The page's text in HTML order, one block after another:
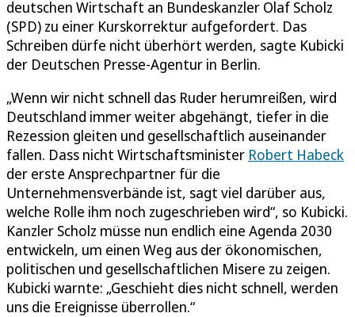
deutschen Wirtschaft an Bundeskanzler Olaf Scholz
(SPD) zu einer Kurskorrektur aufgefordert. Das
Schreiben dürfe nicht überhört werden, sagte Kubicki
der Deutschen Presse-Agentur in Berlin.
„Wenn wir nicht schnell das Ruder herumreißen, wird
Deutschland immer weiter abgehängt, tiefer in die
Rezession gleiten und gesellschaftlich auseinander
fallen. Dass nicht Wirtschaftsminister Robert Habeck
der erste Ansprechpartner für die
Unternehmensverbände ist, sagt viel darüber aus,
welche Rolle ihm noch zugeschrieben wird“, so Kubicki.
Kanzler Scholz müsse nun endlich eine Agenda 2030
entwickeln, um einen Weg aus der ökonomischen,
politischen und gesellschaftlichen Misere zu zeigen.
Kubicki warnte: „Geschieht dies nicht schnell, werden
uns die Ereignisse überrollen.“